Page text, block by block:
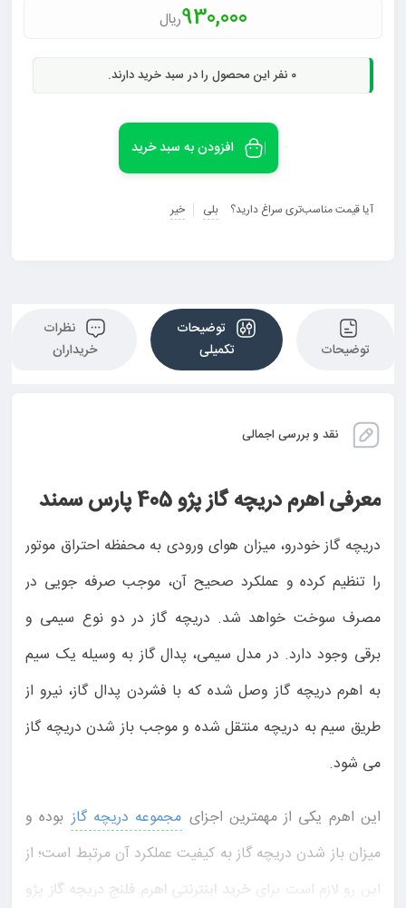
930,000ریال
0 نفر این محصول را در سبد خرید دارند.
افزودن به سبد خرید
آیا قیمت مناسب‌تری سراغ دارید؟ بلی خیر
توضیحات
توضیحات
تکمیلی
نظرات
خریداران
نقد و بررسی اجمالی
معرفی اهرم دریچه گاز پژو 405 پارس سمند
دریچه گاز خودرو، میزان هوای ورودی به محفظه احتراق موتور
را تنظیم کرده و عملکرد صحیح آن، موجب صرفه جویی در
مصرف سوخت خواهد شد. دریچه گاز در دو نوع سیمی و
برقی وجود دارد. در مدل سیمی، پدال گاز به وسیله یک سیم
به اهرم دریچه گاز وصل شده که با فشردن پدال گاز، نیرو از
طریق سیم به دریچه منتقل شده و موجب باز شدن دریچه گاز
می شود.
این اهرم یکی از مهمترین اجزای مجموعه دریچه گاز بوده و
میزان باز شدن دریچه گاز به کیفیت عملکرد آن مرتبط است؛ از
این رو لازم است برای
خرید اینترنتی اهرم فلنج دریچه گاز پژو